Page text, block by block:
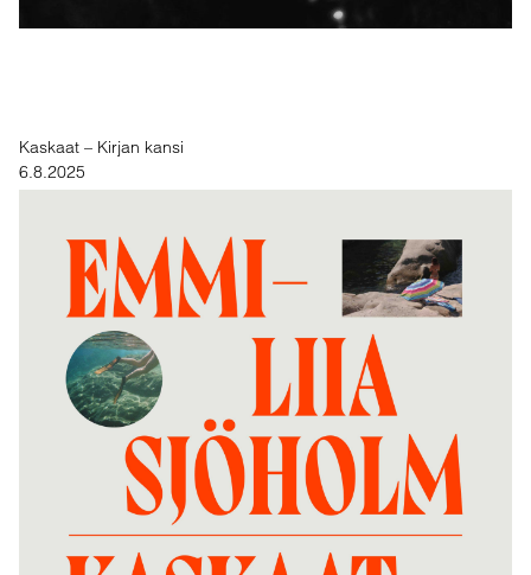
Kaskaat – Kirjan kansi
6.8.2025